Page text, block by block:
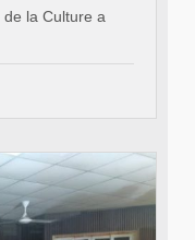
la Culture a